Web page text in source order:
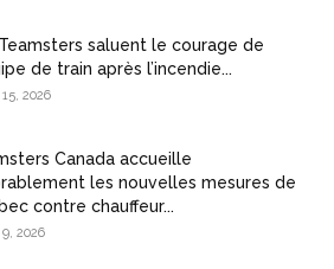
saluent le courage de
de train après l’incendie...
2026
Canada accueille
les nouvelles mesures de
contre chauffeur...
2026